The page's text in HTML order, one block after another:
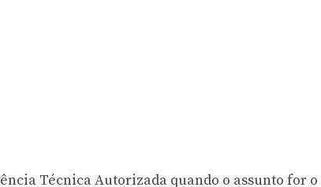
Técnica Autorizada quando o assunto for o